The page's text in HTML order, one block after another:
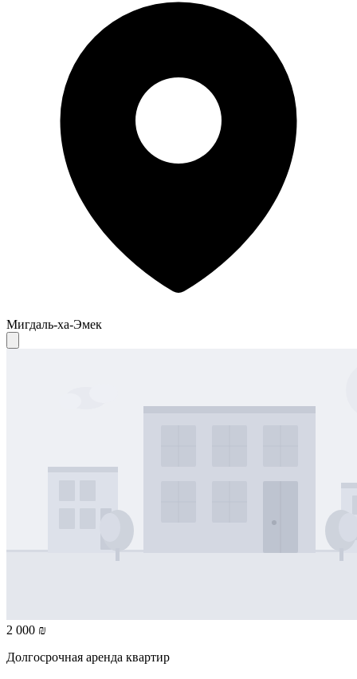
Мигдаль-ха-Эмек
2 000 ₪
Долгосрочная аренда квартир